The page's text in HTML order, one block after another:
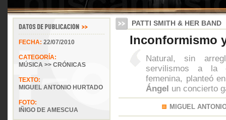
FECHA: 22/07/2010
CATEGORÍA:
MÚSICA >> CRÓNICAS
TEXTO:
MIGUEL ANTONIO HURTADO
FOTO:
IÑIGO DE AMESCUA
PATTI SMITH & HER BAND
Inconformismo
Natural, sin
servilismos a la
femenina, planteó
Ángel un concierto
MIGUEL